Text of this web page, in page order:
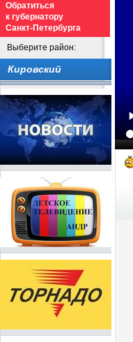
Обратиться
к губернатору
Санкт-Петербурга
Выберите район:
Кировский